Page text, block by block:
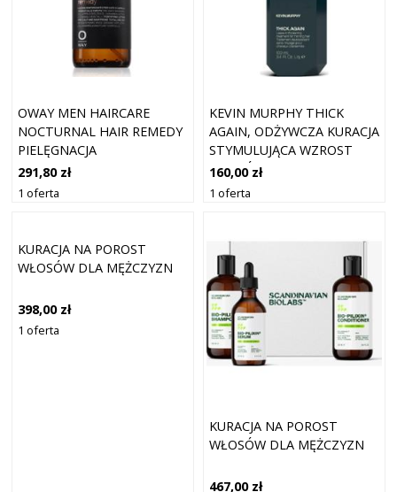
OWAY MEN HAIRCARE
NOCTURNAL HAIR REMEDY
PIELĘGNACJA
WZMACNIAJĄCA PRZECIW
WYPADANIU WŁOSÓW DLA
291,80 zł
1 oferta
KEVIN MURPHY THICK
AGAIN, ODŻYWCZA KURACJA
STYMULUJĄCA WZROST
WŁOSÓW, ZAGĘSZCZAJĄCA I
POGRUBIAJĄCA WŁOSY
160,00 zł
1 oferta
KURACJA NA POROST
WŁOSÓW DLA MĘŻCZYZN
398,00 zł
1 oferta
KURACJA NA POROST
WŁOSÓW DLA MĘŻCZYZN
467,00 zł